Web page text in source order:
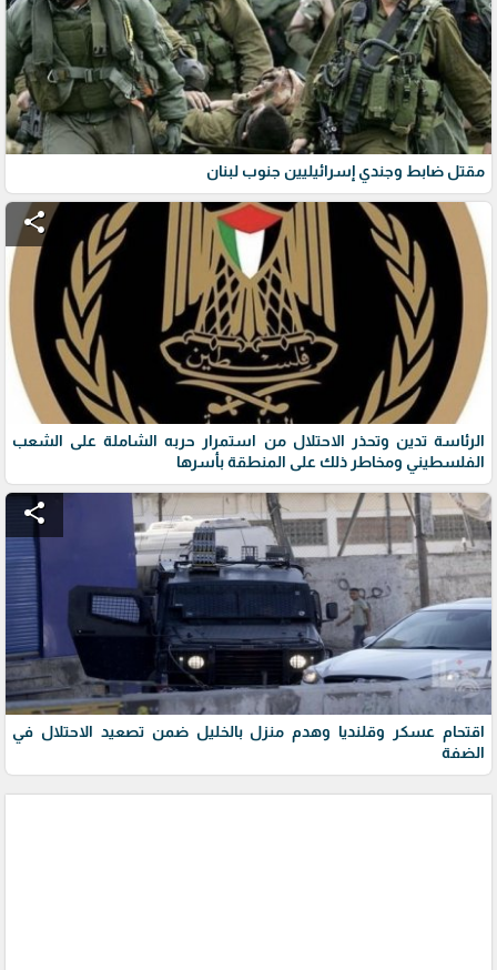
مقتل ضابط وجندي إسرائيليين جنوب لبنان
share
الرئاسة تدين وتحذر الاحتلال من استمرار حربه الشاملة على الشعب
الفلسطيني ومخاطر ذلك على المنطقة بأسرها
share
اقتحام عسكر وقلنديا وهدم منزل بالخليل ضمن تصعيد الاحتلال في
الضفة